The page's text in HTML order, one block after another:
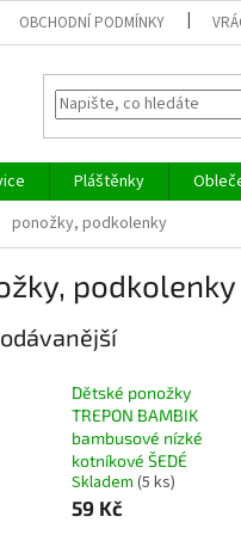
OBCHODNÍ PODMÍNKY
Pláštěnky
ponožky, podkolenky
podkolenky
Dětské ponožky
TREPON BAMBIK
bambusové nízké
kotníkové ŠEDÉ
Skladem (5 ks)
59 Kč